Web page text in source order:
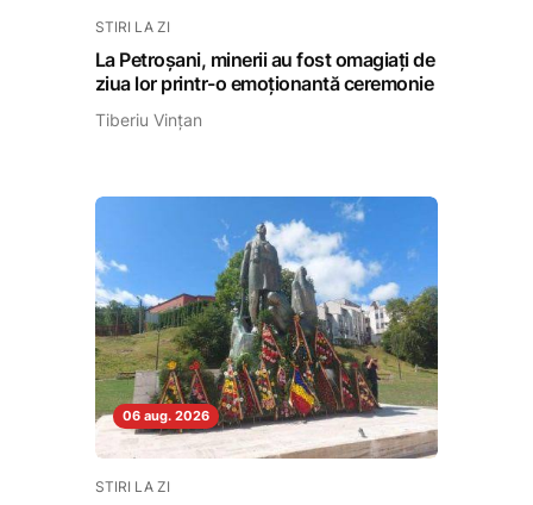
STIRI LA ZI
La Petroșani, minerii au fost omagiați de
ziua lor printr-o emoționantă ceremonie
Tiberiu Vințan
06 aug. 2026
STIRI LA ZI